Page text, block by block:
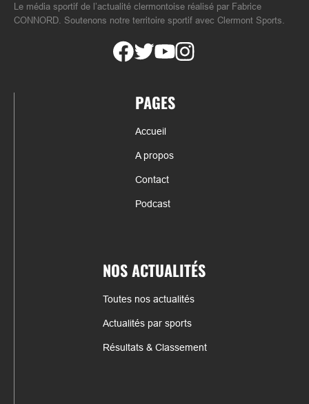
Le média sportif de l’actualité clermontoise réalisé par Fabrice
CONNORD. Soutenons notre territoire sportif avec Clermont Sports.
PAGES
Accueil
A propos
Contact
Podcast
NOS ACTUALITÉS
Toutes nos actualités
Actualités par sports
Résultats & Classement